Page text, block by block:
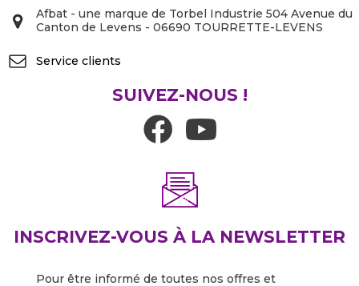
Afbat - une marque de Torbel Industrie 504 Avenue du
Canton de Levens - 06690 TOURRETTE-LEVENS
Service clients
SUIVEZ-NOUS !
INSCRIVEZ-VOUS À LA NEWSLETTER
Pour être informé de toutes nos offres et